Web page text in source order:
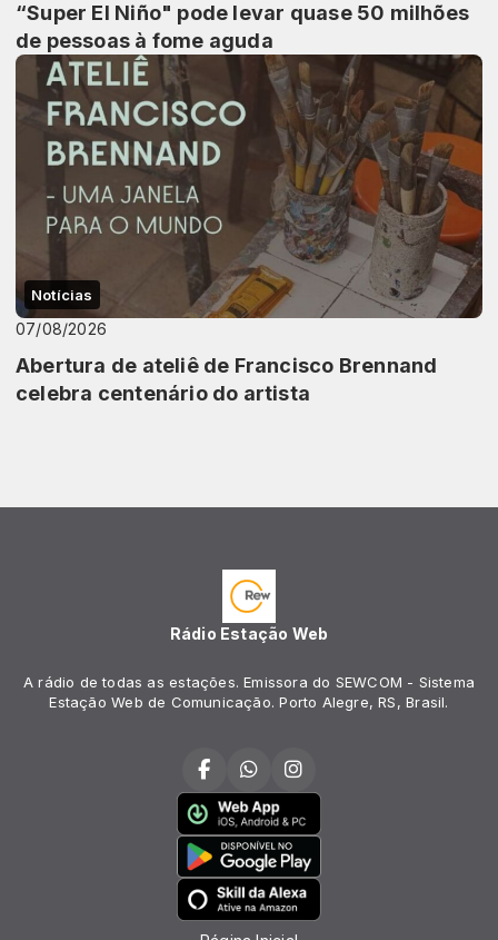
“Super El Niño" pode levar quase 50 milhões
de pessoas à fome aguda
Notícias
07/08/2026
Abertura de ateliê de Francisco Brennand
celebra centenário do artista
Rádio Estação Web
A rádio de todas as estações. Emissora do SEWCOM - Sistema
Estação Web de Comunicação. Porto Alegre, RS, Brasil.